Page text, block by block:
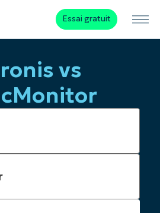
Essai gratuit
vs